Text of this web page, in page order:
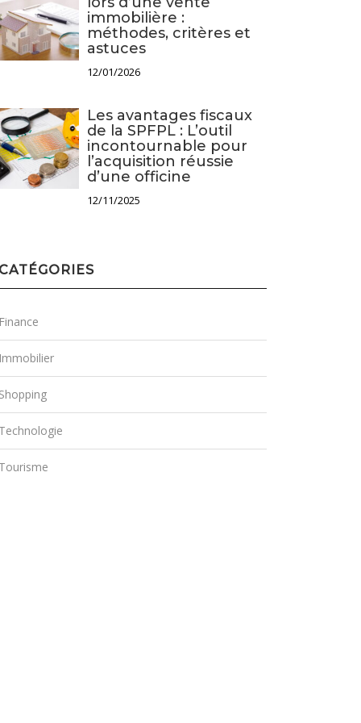
immobilière :
méthodes, critères et
astuces
12/01/2026
Les avantages fiscaux
de la SPFPL : L’outil
incontournable pour
l’acquisition réussie
d’une officine
12/11/2025